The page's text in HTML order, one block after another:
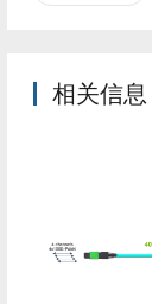
相关信息